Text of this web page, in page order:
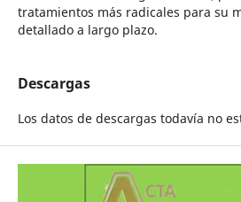
tratamientos más radicales para su
detallado a largo plazo.
Descargas
Los datos de descargas todavía no